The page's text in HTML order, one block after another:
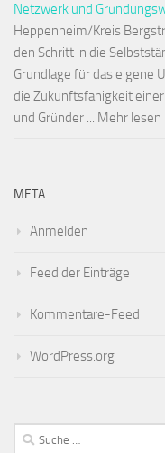
Netzwerk und
Heppenheim/Kreis
den Schritt in die
Grundlage für das eigene
die Zukunftsfähigkeit
und Gründer ... Mehr lesen
META
Anmelden
Feed der Einträge
Kommentare-Feed
WordPress.org
Suche